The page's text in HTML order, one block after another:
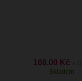
160.00 Kč
Skladem